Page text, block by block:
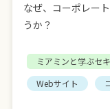
なぜ、コーポレー
うか？
ミアミンと学ぶセ
Webサイト